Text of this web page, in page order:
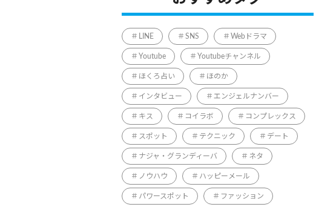
LINE SNS Webドラマ
Youtube Youtubeチャンネル
ほくろ占い ほのか
インタビュー エンジェルナンバー
キス コイラボ コンプレックス
スポット テクニック デート
ナジャ・グランディーバ ネタ
ノウハウ ハッピーメール
パワースポット ファッション